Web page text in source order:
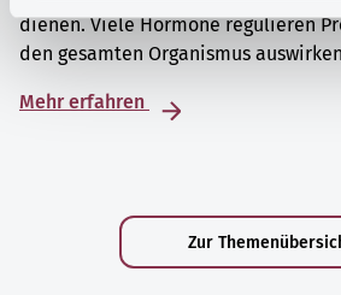
dienen. Viele Hormone regulieren
den gesamten Organismus
Mehr erfahren
Zur